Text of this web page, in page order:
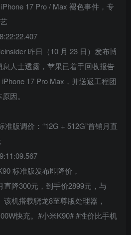
17 Pro / Max 褪色事件，专
昨日（10 月 23 日）发布博
人士透露，苹果已着手回收报告
17 Pro Max，并送返工程团
因。
版调价：“12G + 512G”首销月直
标准版发布即降价，
直降300元，到手价2899元，与
机搭载骁龙8至尊版处理器，
快充。#小米K90# #性价比手机